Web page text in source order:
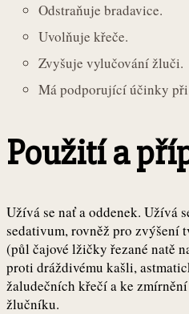
Odstraňuje bradavice.
Uvolňuje křeče.
Zvyšuje vylučování žluči.
Má podporující účinky při
Použití a
Užívá se nať a oddenek. Užívá
sedativum, rovněž pro zvýšení
(půl čajové lžičky řezané natě
proti dráždivému kašli,
žaludečních křečí a ke
žlučníku.